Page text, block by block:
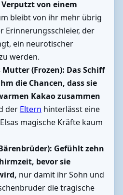
Verputzt von einem
bleibt von ihr mehr übrig
Erinnerungsschleier, der
ein neurotischer
werden.
(Frozen): Das Schiff
die Chancen, dass sie
Kakao zusammen
der Eltern hinterlässt eine
magische Kräfte kaum
Gefühlt zehn
bevor sie
nur damit ihr Sohn und
die tragische